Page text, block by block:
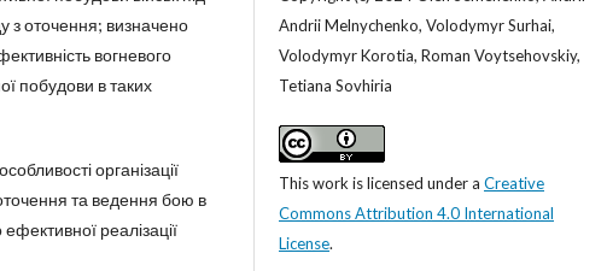
з оточення; визначено
вогневого
побудови в таких
організації
та ведення бою в
реалізації
Andrii Melnychenko, Volodymyr Surhai,
Volodymyr Korotia, Roman Voytsehovskiy,
Tetiana Sovhiria
This work is licensed under a Creative
Commons Attribution 4.0 International
License.